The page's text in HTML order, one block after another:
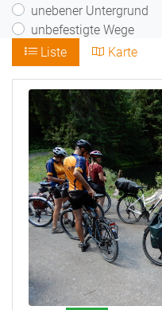
unebener Untergrund
unbefestigte Wege
Liste
Karte